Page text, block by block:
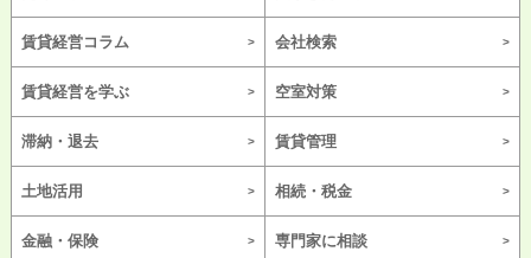
賃貸経営コラム 会社検索
賃貸経営を学ぶ 空室対策
滞納・退去 賃貸管理
土地活用 相続・税金
金融・保険 専門家に相談